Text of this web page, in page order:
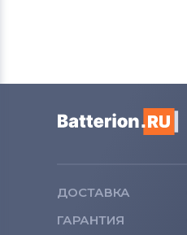
ДОСТАВКА
ГАРАНТИЯ